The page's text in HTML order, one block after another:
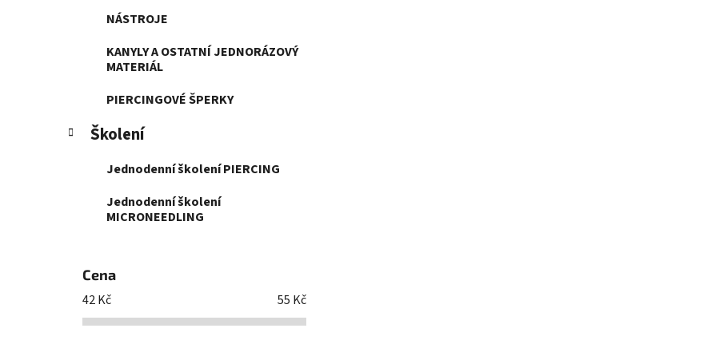
NÁSTROJE
KANYLY A OSTATNÍ JEDNORÁZOVÝ
MATERIÁL
PIERCINGOVÉ ŠPERKY
Školení
Jednodenní školení PIERCING
Jednodenní školení
MICRONEEDLING
Cena
42Kč 55 Kč